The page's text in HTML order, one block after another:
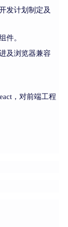
发计划制定及
件。
及浏览器兼容
，对前端工程